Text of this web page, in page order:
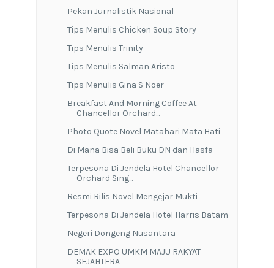
Pekan Jurnalistik Nasional
Tips Menulis Chicken Soup Story
Tips Menulis Trinity
Tips Menulis Salman Aristo
Tips Menulis Gina S Noer
Breakfast And Morning Coffee At
Chancellor Orchard...
Photo Quote Novel Matahari Mata Hati
Di Mana Bisa Beli Buku DN dan Hasfa
Terpesona Di Jendela Hotel Chancellor
Orchard Sing...
Resmi Rilis Novel Mengejar Mukti
Terpesona Di Jendela Hotel Harris Batam
Negeri Dongeng Nusantara
DEMAK EXPO UMKM MAJU RAKYAT
SEJAHTERA